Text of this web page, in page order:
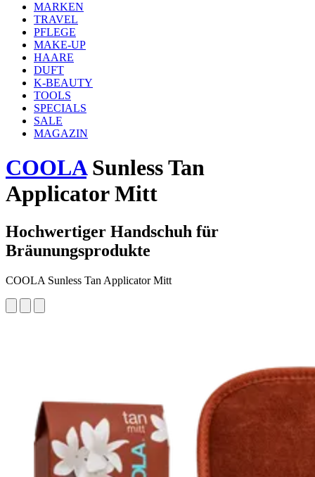
MARKEN
TRAVEL
PFLEGE
MAKE-UP
HAARE
DUFT
K-BEAUTY
TOOLS
SPECIALS
SALE
MAGAZIN
COOLASunless Tan
Applicator Mitt
Hochwertiger Handschuh für
Bräunungsprodukte
COOLA Sunless Tan Applicator Mitt